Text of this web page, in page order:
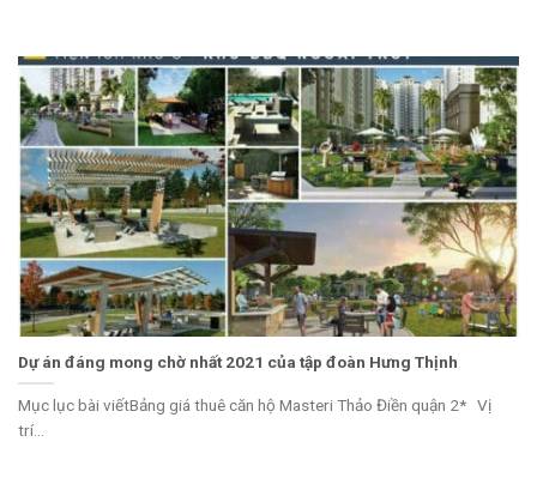
Dự án đáng mong chờ nhất 2021 của tập đoàn Hưng Thịnh
Mục lục bài viếtBảng giá thuê căn hộ Masteri Thảo Điền quận 2* Vị
trí...